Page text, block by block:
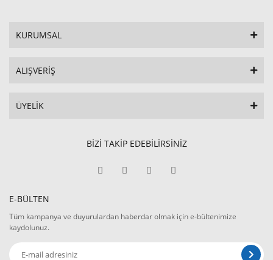
KURUMSAL
ALIŞVERİŞ
ÜYELİK
BİZİ TAKİP EDEBİLİRSİNİZ
E-BÜLTEN
Tüm kampanya ve duyurulardan haberdar olmak için e-bültenimize
kaydolunuz.